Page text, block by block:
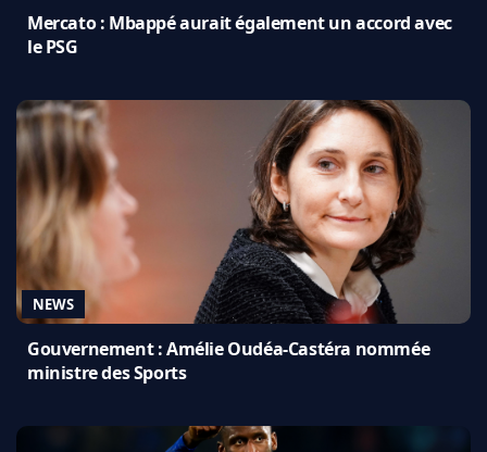
Mercato : Mbappé aurait également un accord avec
le PSG
NEWS
Gouvernement : Amélie Oudéa-Castéra nommée
ministre des Sports